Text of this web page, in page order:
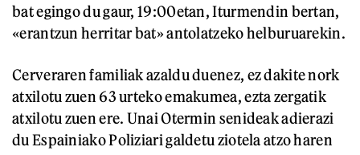
bat egingo du gaur, 19:00etan, Iturmendin bertan,
«erantzun herritar bat» antolatzeko helburuarekin.
Cerveraren familiak azaldu duenez, ez dakite nork
atxilotu zuen 63 urteko emakumea, ezta zergatik
atxilotu zuen ere. Unai Otermin senideak adierazi
du Espainiako Poliziari galdetu ziotela atzo haren